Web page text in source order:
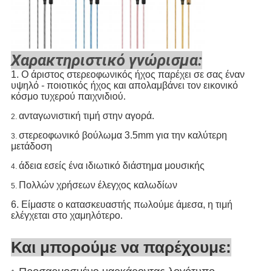
Χαρακτηριστικό γνώρισμα:
1. Ο άριστος στερεοφωνικός ήχος παρέχει σε σας έναν
υψηλό - ποιοτικός ήχος και απολαμβάνει τον εικονικό
κόσμο τυχερού παιχνιδιού.
2. ανταγωνιστική τιμή στην αγορά.
3. στερεοφωνικό βούλωμα 3.5mm για την καλύτερη
μετάδοση
4. άδεια εσείς ένα ιδιωτικό διάστημα μουσικής
5. Πολλών χρήσεων έλεγχος καλωδίων
6. Είμαστε ο κατασκευαστής πωλούμε άμεσα, η τιμή
ελέγχεται στο χαμηλότερο.
Και μπορούμε να παρέχουμε: